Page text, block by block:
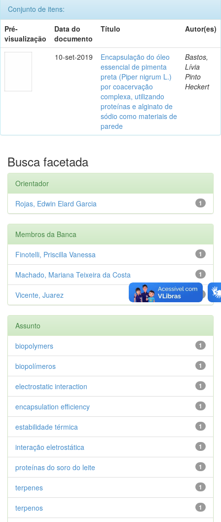
Conjunto de itens:
Pré-
visualização
Data do
documento
Título Autor(es)
10-set-2019
Encapsulação do óleo
essencial de pimenta
preta (Piper nigrum L.)
por coacervação
complexa, utilizando
proteínas e alginato de
sódio como materiais de
parede
Bastos,
Lívia
Pinto
Heckert
Busca facetada
Orientador
1
Rojas, Edwin Elard Garcia
Membros da Banca
1
Finotelli, Priscilla Vanessa
1
Machado, Mariana Teixeira da Costa
Vicente, Juarez
Assunto
1
biopolymers
1
biopolímeros
1
electrostatic interaction
1
encapsulation efficiency
1
estabilidade térmica
1
interação eletrostática
1
proteínas do soro do leite
1
terpenes
1
terpenos